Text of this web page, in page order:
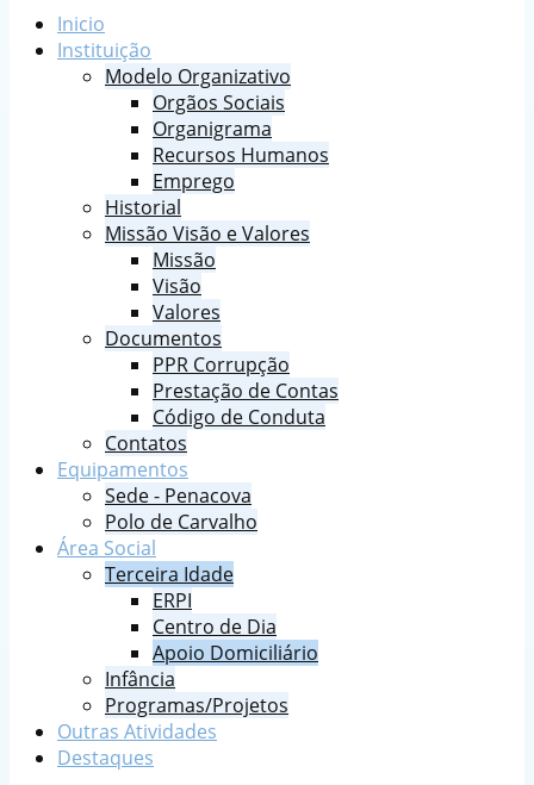
Inicio
Instituição
Modelo Organizativo
Orgãos Sociais
Organigrama
Recursos Humanos
Emprego
Historial
Missão Visão e Valores
Missão
Visão
Valores
Documentos
PPR Corrupção
Prestação de Contas
Código de Conduta
Contatos
Equipamentos
Sede - Penacova
Polo de Carvalho
Área Social
Terceira Idade
ERPI
Centro de Dia
Apoio Domiciliário
Infância
Programas/Projetos
Outras Atividades
Destaques